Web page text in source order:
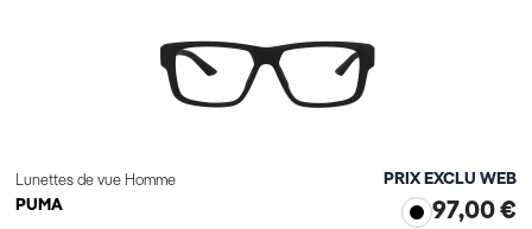
Lunettes de vue Homme
PUMA
PRIX EXCLU WEB
97,00 €